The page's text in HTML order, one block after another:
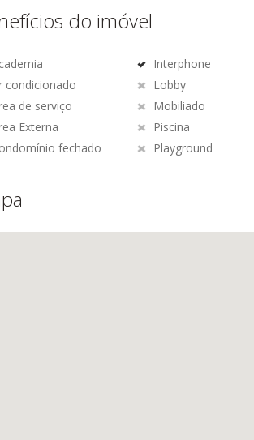
do imóvel
condicionado
de serviço
Externa
fechado
Interphone
Lobby
Mobiliado
Piscina
Playground